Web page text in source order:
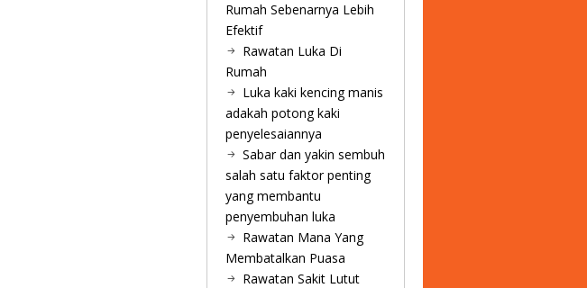
Rumah Sebenarnya Lebih
Efektif
Rawatan Luka Di
Rumah
Luka kaki kencing manis
adakah potong kaki
penyelesaiannya
Sabar dan yakin sembuh
salah satu faktor penting
yang membantu
penyembuhan luka
Rawatan Mana Yang
Membatalkan Puasa
Rawatan Sakit Lutut